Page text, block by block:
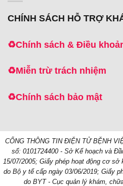
CHÍNH SÁCH HỖ TRỢ
♻️Chính sách & Điều
♻️Miễn trừ trách nhiệm
♻️Chính sách bảo mật
CỔNG THÔNG TIN ĐIỆN TỬ BỆNH
số: 0101724400 - Sở Kế hoạch và
15/07/2005; Giấy phép hoạt động cơ sở
do Bộ y tế cấp ngày 03/06/2019; Giấy
do BYT - Cục quản lý khám,